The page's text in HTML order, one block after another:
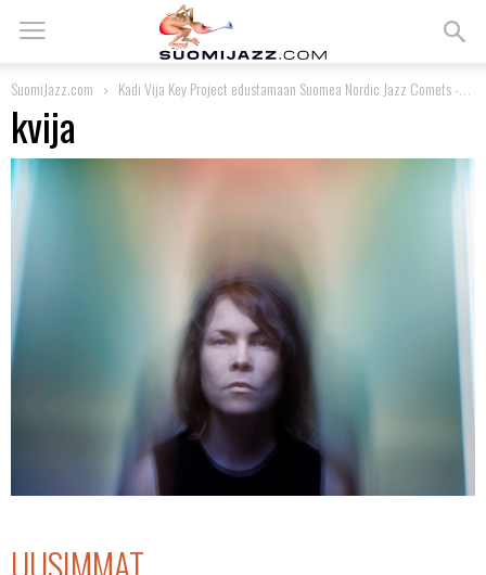
SuomiJazz.com Kadi Vija Key Project edustamaan Suomea Nordic Jazz Comets -katselmukseen
kvija
UUSIMMAT